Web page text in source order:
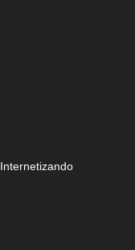
Internetizando